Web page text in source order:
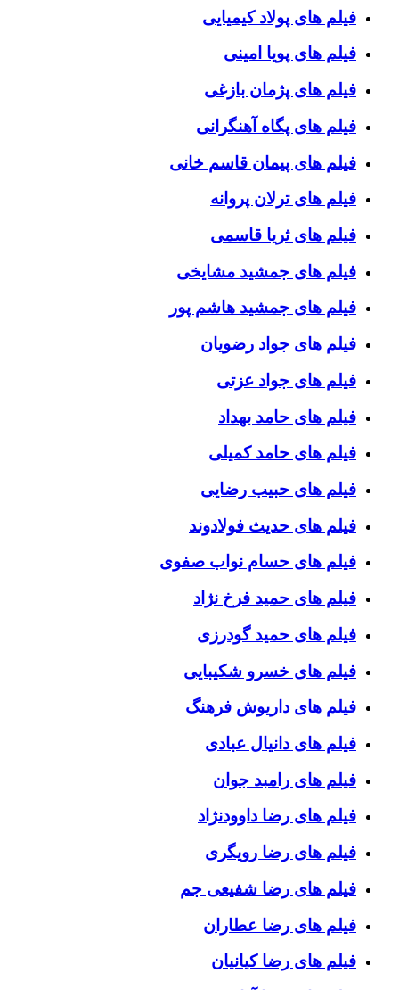
فیلم های پولاد کیمیایی
فیلم های پویا امینی
فیلم های پژمان بازغی
فیلم های پگاه آهنگرانی
فیلم های پیمان قاسم خانی
فیلم های ترلان پروانه
فیلم های ثریا قاسمی
فیلم های جمشید مشایخی
فیلم های جمشید هاشم پور
فیلم های جواد رضویان
فیلم های جواد عزتی
فیلم های حامد بهداد
فیلم های حامد کمیلی
فیلم های حبیب رضایی
فیلم های حدیث فولادوند
فیلم های حسام نواب صفوی
فیلم های حمید فرخ نژاد
فیلم های حمید گودرزی
فیلم های خسرو شکیبایی
فیلم های داریوش فرهنگ
فیلم های دانیال عبادی
فیلم های رامبد جوان
فیلم های رضا داوودنژاد
فیلم های رضا رویگری
فیلم های رضا شفیعی جم
فیلم های رضا عطاران
فیلم های رضا کیانیان